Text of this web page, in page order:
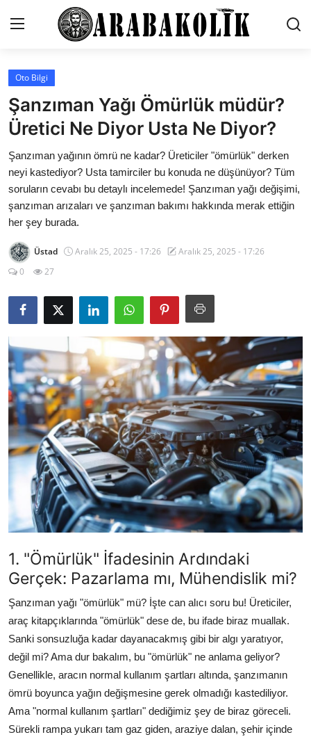
Genel
İletişim
Karşılaştırmalar
Testler
Markalar
Öneriler
Motosiklet
Paketler
Oto Bilgi
Oto Bilgi
Şanzıman Yağı Ömürlük müdür?
Üretici Ne Diyor Usta Ne Diyor?
Şanzıman yağının ömrü ne kadar? Üreticiler "ömürlük" derken
neyi kastediyor? Usta tamirciler bu konuda ne düşünüyor? Tüm
soruların cevabı bu detaylı incelemede! Şanzıman yağı değişimi,
şanzıman arızaları ve şanzıman bakımı hakkında merak ettiğin
her şey burada.
Üstad Aralık 25, 2025 - 17:26
Aralık 25, 2025 - 17:26
0
27
1. "Ömürlük" İfadesinin Ardındaki
Gerçek: Pazarlama mı, Mühendislik mi?
Şanzıman yağı "ömürlük" mü? İşte can alıcı soru bu! Üreticiler,
araç kitapçıklarında "ömürlük" dese de, bu ifade biraz muallak.
Sanki sonsuzluğa kadar dayanacakmış gibi bir algı yaratıyor,
değil mi? Ama dur bakalım, bu "ömürlük" ne anlama geliyor?
Genellikle, aracın normal kullanım şartları altında, şanzımanın
ömrü boyunca yağın değişmesine gerek olmadığı kastediliyor.
Ama "normal kullanım şartları" dediğimiz şey de biraz göreceli.
Sürekli rampa yukarı tam gaz giden, araziye dalan, şehir içinde